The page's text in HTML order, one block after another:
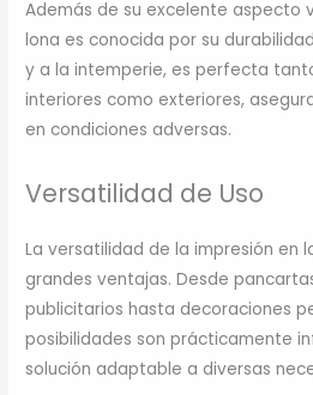
Además de su excelente aspecto
lona es conocida por su
y a la intemperie, es perfecta
interiores como exteriores,
en condiciones adversas.
Versatilidad de Uso
La versatilidad de la impresión en
grandes ventajas. Desde
publicitarios hasta decoraciones
posibilidades son prácticamente
solución adaptable a diversas